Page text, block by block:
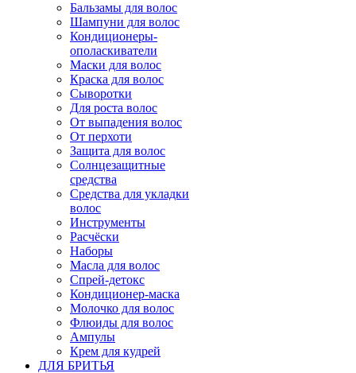
Бальзамы для волос
Шампуни для волос
Кондиционеры-
ополаскиватели
Маски для волос
Краска для волос
Сыворотки
Для роста волос
От выпадения волос
От перхоти
Защита для волос
Солнцезащитные
средства
Средства для укладки
волос
Инструменты
Расчёски
Наборы
Масла для волос
Спрей-детокс
Кондиционер-маска
Молочко для волос
Флюиды для волос
Ампулы
Крем для кудрей
ДЛЯ БРИТЬЯ